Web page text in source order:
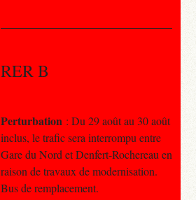
RER B
Perturbation : Du 29 août au 30 août
inclus, le trafic sera interrompu entre
Gare du Nord et Denfert-Rochereau en
raison de travaux de modernisation.
Bus de remplacement.